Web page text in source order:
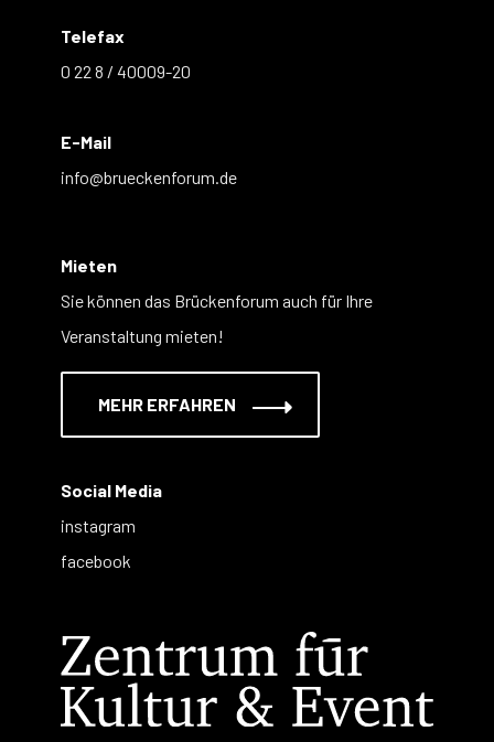
Telefax
0 22 8 / 40009-20
E-Mail
info@brueckenforum.de
Mieten
Sie können das Brückenforum auch für Ihre
Veranstaltung mieten!
MEHR ERFAHREN
Social Media
instagram
facebook